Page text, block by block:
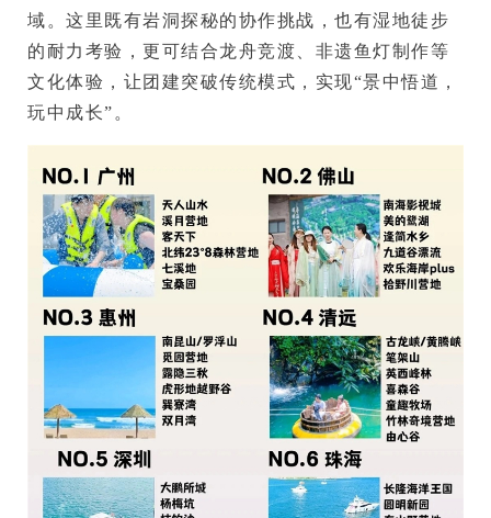
域。这里既有岩洞探秘的协作挑战 ，也有湿地徒步
的耐力考验 ，更可结合龙舟竞渡、非遗鱼灯制作等
文化体验，让团建突破传统模式，实现“景中悟道，
玩中成长”。